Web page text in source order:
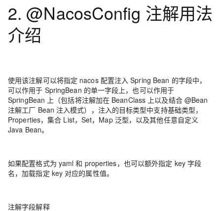
2. @NacosConfig 注解用法
介绍
使用该注解可以将指定 nacos 配置注入 Spring Bean 的字段中，
可以作用于 SpringBean 的单一字段上，也可以作用于
SpringBean 上（包括将注解加在 BeanClass 上以及结合 @Bean
注解工厂 Bean 注入模式），注入的目标类型中支持基础类型，
Properties，集合 List，Set，Map 泛型，以及其他任意自定义
Java Bean。
如果配置格式为 yaml 和 properties，也可以额外指定 key 字段
名，加载指定 key 对应的属性值。
注解字段解释